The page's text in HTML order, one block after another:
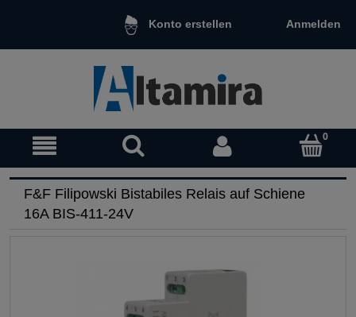
Konto erstellen Anmelden
F&F Filipowski Bistabiles Relais auf Schiene
16A BIS-411-24V